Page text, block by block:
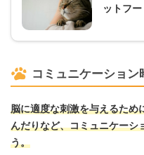
ットフ
コミュニケーション
脳に適度な刺激を与えるため
んだりなど、コミュニケーシ
う。